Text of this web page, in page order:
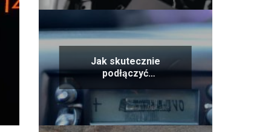
Jak skutecznie
podłączyć
transmiter i cieszyć się
doskonałym dźwiękiem